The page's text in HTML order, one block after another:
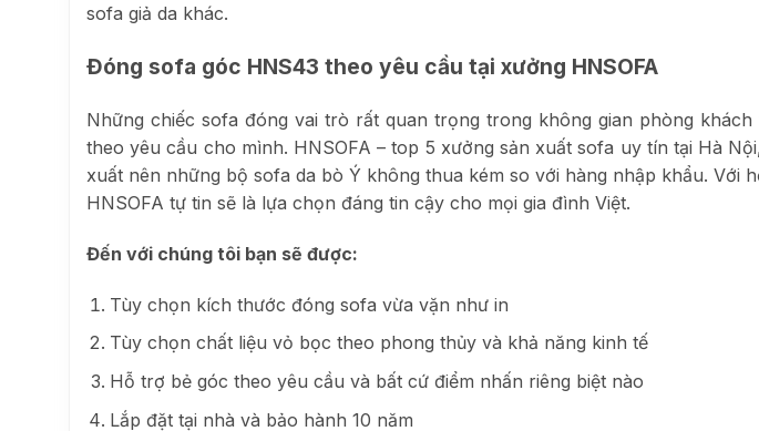
sofa giả da khác.
Đóng sofa góc HNS43 theo yêu cầu tại xưởng HNSOFA
Những chiếc sofa đóng vai trò rất quan trọng trong không gian phòng
theo yêu cầu cho mình. HNSOFA – top 5 xưởng sản xuất sofa uy tín tại Hà
xuất nên những bộ sofa da bò Ý không thua kém so với hàng nhập khẩu.
HNSOFA tự tin sẽ là lựa chọn đáng tin cậy cho mọi gia đình Việt.
Đến với chúng tôi bạn sẽ được:
Tùy chọn kích thước đóng sofa vừa vặn như in
Tùy chọn chất liệu vỏ bọc theo phong thủy và khả năng kinh tế
Hỗ trợ bẻ góc theo yêu cầu và bất cứ điểm nhấn riêng biệt nào
Lắp đặt tại nhà và bảo hành 10 năm